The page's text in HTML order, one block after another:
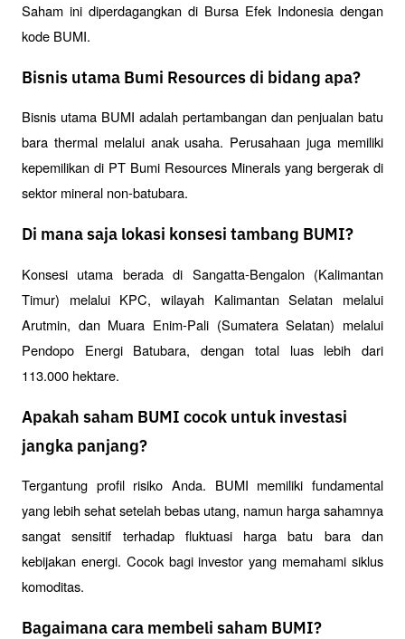
Saham ini diperdagangkan di Bursa Efek Indonesia dengan
kode BUMI.
Bisnis utama Bumi Resources di bidang apa?
Bisnis utama BUMI adalah pertambangan dan penjualan batu
bara thermal melalui anak usaha. Perusahaan juga memiliki
kepemilikan di PT Bumi Resources Minerals yang bergerak di
sektor mineral non-batubara.
Di mana saja lokasi konsesi tambang BUMI?
Konsesi utama berada di Sangatta-Bengalon (Kalimantan
Timur) melalui KPC, wilayah Kalimantan Selatan melalui
Arutmin, dan Muara Enim-Pali (Sumatera Selatan) melalui
Pendopo Energi Batubara, dengan total luas lebih dari
113.000 hektare.
Apakah saham BUMI cocok untuk investasi
jangka panjang?
Tergantung profil risiko Anda. BUMI memiliki fundamental
yang lebih sehat setelah bebas utang, namun harga sahamnya
sangat sensitif terhadap fluktuasi harga batu bara dan
kebijakan energi. Cocok bagi investor yang memahami siklus
komoditas.
Bagaimana cara membeli saham BUMI?